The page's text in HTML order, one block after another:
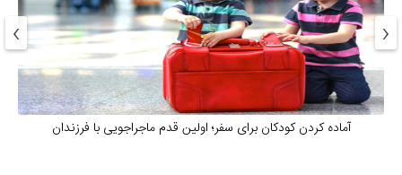
آماده کردن کودکان برای سفر؛ اولین قدم ماجراجویی با فرزندان
‹
›